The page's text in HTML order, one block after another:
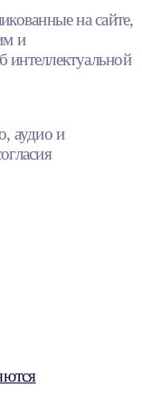
на сайте,
и
аудио и